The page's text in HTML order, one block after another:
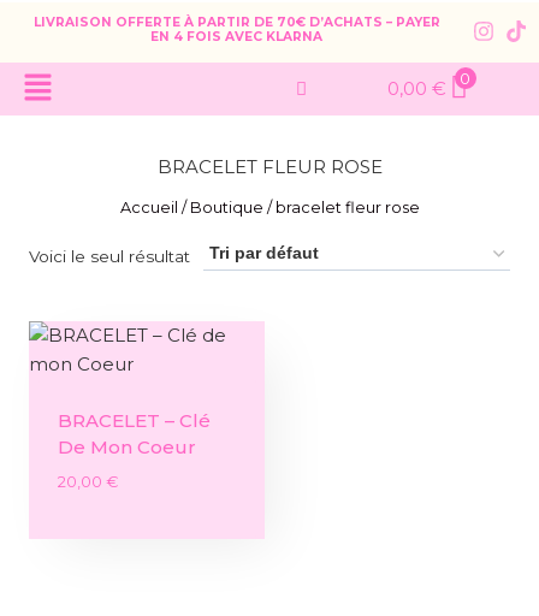
LIVRAISON OFFERTE À PARTIR DE 70€ D’ACHATS – PAYER
EN 4 FOIS AVEC KLARNA
0,00 € 0
BRACELET FLEUR ROSE
Accueil / Boutique / bracelet fleur rose
Voici le seul résultat
BRACELET – Clé
De Mon Coeur
20,00 €